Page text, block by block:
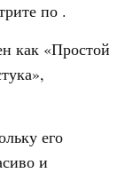
по .
как «Простой
его
и